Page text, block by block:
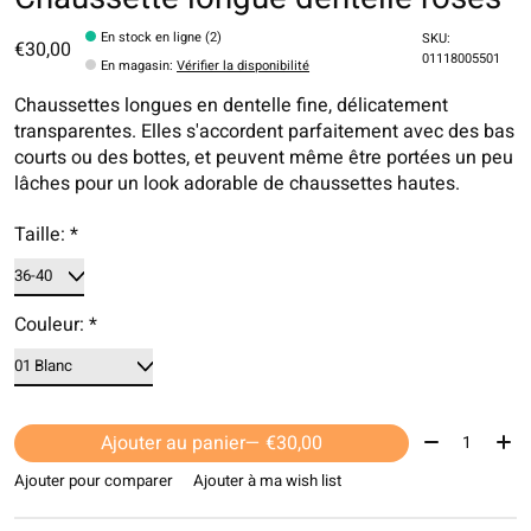
€30,00
En stock en ligne (2)
En magasin:Vérifier la disponibilité
SKU:
01118005501
Chaussettes longues en dentelle fine, délicatement
transparentes. Elles s'accordent parfaitement avec des bas
courts ou des bottes, et peuvent même être portées un peu
lâches pour un look adorable de chaussettes hautes.
Taille: *
Couleur: *
Ajouter au panier — €30,00 Quantité:
Ajouter pour comparer Ajouter à ma wish list